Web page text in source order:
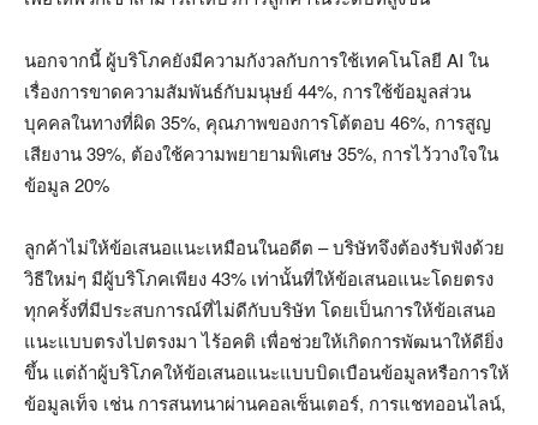
นอกจากนี้ ผู้บริโภคยังมีความกังวลกับการใช้เทคโนโลยี AI ใน
เรื่องการขาดความสัมพันธ์กับมนุษย์ 44%, การใช้ข้อมูลส่วน
บุคคลในทางที่ผิด 35%, คุณภาพของการโต้ตอบ 46%, การสูญ
เสียงาน 39%, ต้องใช้ความพยายามพิเศษ 35%, การไว้วางใจใน
ข้อมูล 20%
ลูกค้าไม่ให้ข้อเสนอแนะเหมือนในอดีต – บริษัทจึงต้องรับฟังด้วย
วิธีใหม่ๆ มีผู้บริโภคเพียง 43% เท่านั้นที่ให้ข้อเสนอแนะโดยตรง
ทุกครั้งที่มีประสบการณ์ที่ไม่ดีกับบริษัท โดยเป็นการให้ข้อเสนอ
แนะแบบตรงไปตรงมา ไร้อคติ เพื่อช่วยให้เกิดการพัฒนาให้ดียิ่ง
ขึ้น แต่ถ้าผู้บริโภคให้ข้อเสนอแนะแบบบิดเบือนข้อมูลหรือการให้
ข้อมูลเท็จ เช่น การสนทนาผ่านคอลเซ็นเตอร์, การแชทออนไลน์,